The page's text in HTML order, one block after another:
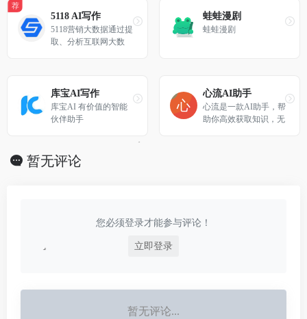
荐
5118 AI写作
5118营销大数据通过提
取、分析互联网大数
有价值的专业分析结果
及指引，让用户可以迅
速提升网络运营能力
蛙蛙漫剧
蛙蛙漫剧
库宝AI写作
库宝AI 有价值的智能
伙伴助手
心流AI助手
心流是一款AI助手，帮
助你高效获取知识，无
暂无评论
您必须登录才能参与评论！
立即登录
暂无评论...